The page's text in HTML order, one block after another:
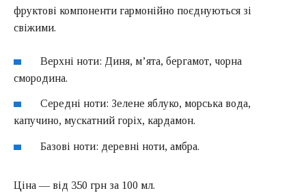
фруктові компоненти гармонійно поєднуються зі
свіжими.
Верхні ноти: Диня, м’ята, бергамот, чорна
смородина.
Середні ноти: Зелене яблуко, морська вода,
капучино, мускатний горіх, кардамон.
Базові ноти: деревні ноти, амбра.
Ціна — від 350 грн за 100 мл.